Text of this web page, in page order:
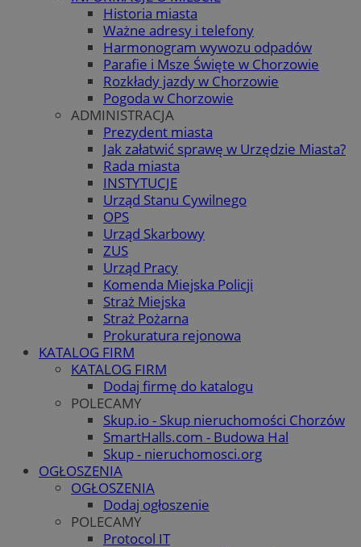
Historia miasta
Ważne adresy i telefony
Harmonogram wywozu odpadów
Parafie i Msze Święte w Chorzowie
Rozkłady jazdy w Chorzowie
Pogoda w Chorzowie
ADMINISTRACJA
Prezydent miasta
Jak załatwić sprawę w Urzędzie Miasta?
Rada miasta
INSTYTUCJE
Urząd Stanu Cywilnego
OPS
Urząd Skarbowy
ZUS
Urząd Pracy
Komenda Miejska Policji
Straż Miejska
Straż Pożarna
Prokuratura rejonowa
KATALOG FIRM
KATALOG FIRM
Dodaj firmę do katalogu
POLECAMY
Skup.io - Skup nieruchomości Chorzów
SmartHalls.com - Budowa Hal
Skup - nieruchomosci.org
OGŁOSZENIA
OGŁOSZENIA
Dodaj ogłoszenie
POLECAMY
Protocol IT